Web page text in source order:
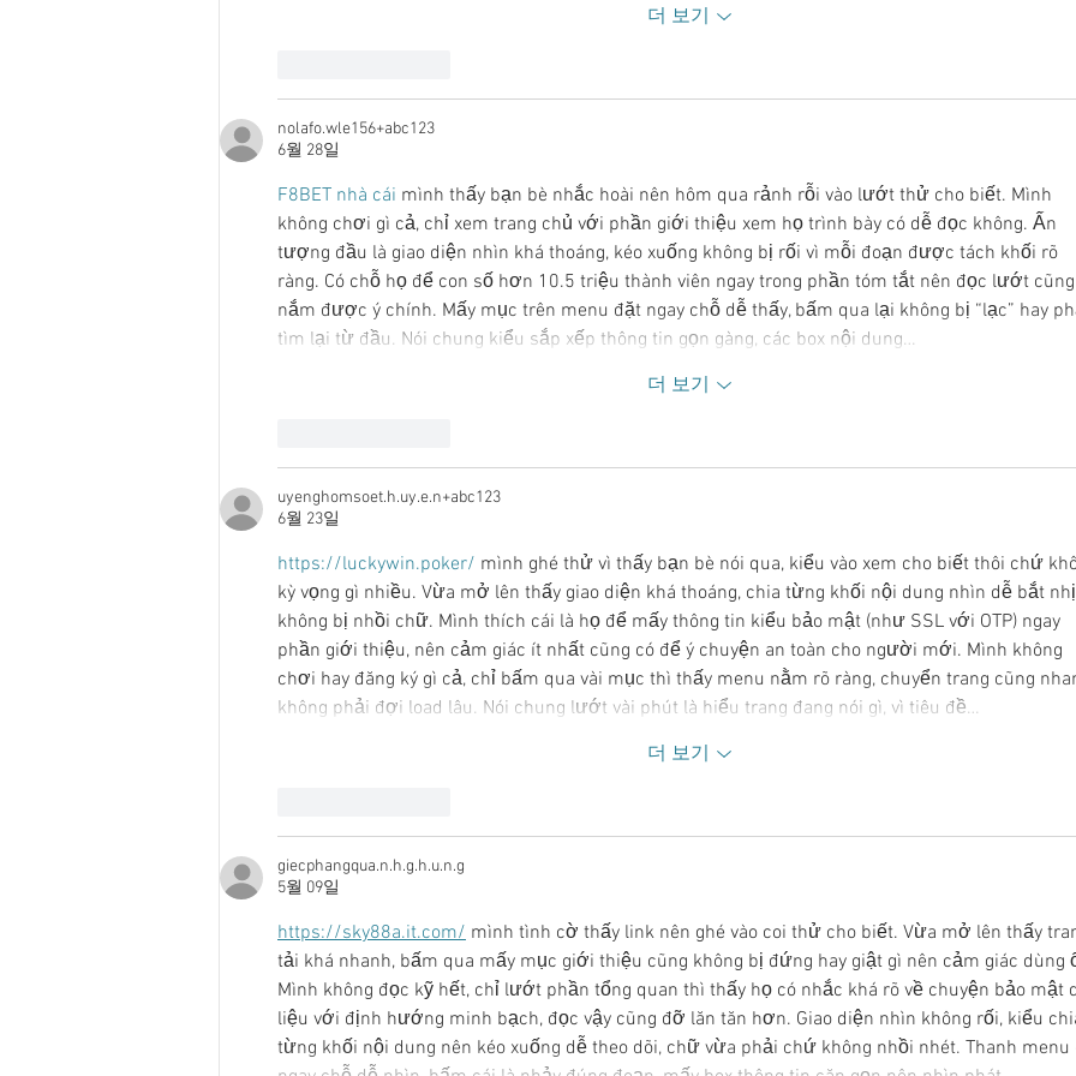
더 보기
nolafo.wle156+abc123
6월 28일
F8BET nhà cái mình thấy bạn bè nhắc hoài nên hôm qua rảnh rỗi vào lướt thử cho biết. Mình
không chơi gì cả, chỉ xem trang chủ với phần giới thiệu xem họ trình bày có dễ đọc không. Ấn
tượng đầu là giao diện nhìn khá thoáng, kéo xuống không bị rối vì mỗi đoạn được tách khối rõ
ràng. Có chỗ họ để con số hơn 10.5 triệu thành viên ngay trong phần tóm tắt nên đọc lướt
nắm được ý chính. Mấy mục trên menu đặt ngay chỗ dễ thấy, bấm qua lại không bị “lạc” hay
tìm lại từ đầu. Nói chung kiểu sắp xếp thông tin gọn gàng, các box nội dung…
더 보기
uyenghomsoet.h.uy.e.n+abc123
6월 23일
https://luckywin.poker/ mình ghé thử vì thấy bạn bè nói qua, kiểu vào xem cho biết thôi chứ
kỳ vọng gì nhiều. Vừa mở lên thấy giao diện khá thoáng, chia từng khối nội dung nhìn dễ bắt
không bị nhồi chữ. Mình thích cái là họ để mấy thông tin kiểu bảo mật (như SSL với OTP) ngay
phần giới thiệu, nên cảm giác ít nhất cũng có để ý chuyện an toàn cho người mới. Mình không
chơi hay đăng ký gì cả, chỉ bấm qua vài mục thì thấy menu nằm rõ ràng, chuyển trang cũng
không phải đợi load lâu. Nói chung lướt vài phút là hiểu trang đang nói gì, vì tiêu đề…
더 보기
giecphangqua.n.h.g.h.u.n.g
5월 09일
https://sky88a.it.com/ mình tình cờ thấy link nên ghé vào coi thử cho biết. Vừa mở lên thấy
tải khá nhanh, bấm qua mấy mục giới thiệu cũng không bị đứng hay giật gì nên cảm giác dùng
Mình không đọc kỹ hết, chỉ lướt phần tổng quan thì thấy họ có nhắc khá rõ về chuyện bảo mật
liệu với định hướng minh bạch, đọc vậy cũng đỡ lăn tăn hơn. Giao diện nhìn không rối, kiểu
từng khối nội dung nên kéo xuống dễ theo dõi, chữ vừa phải chứ không nhồi nhét. Thanh